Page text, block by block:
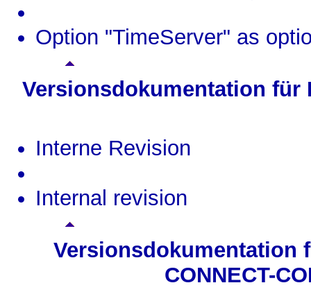
Option "TimeServer" as
Versionsdokumentation für
Interne Revision
Internal revision
Versionsdokumentation
CONNECT-